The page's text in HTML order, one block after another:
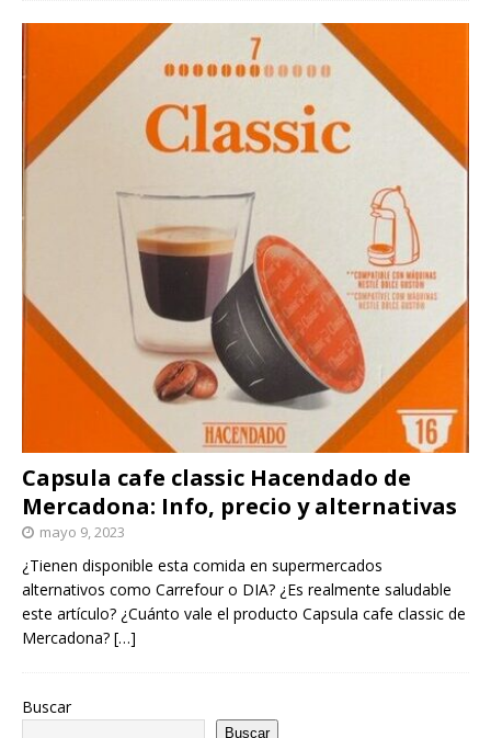
Capsula cafe classic Hacendado de
Mercadona: Info, precio y alternativas
mayo 9, 2023
¿Tienen disponible esta comida en supermercados
alternativos como Carrefour o DIA? ¿Es realmente saludable
este artículo? ¿Cuánto vale el producto Capsula cafe classic de
Mercadona? […]
Buscar
Buscar